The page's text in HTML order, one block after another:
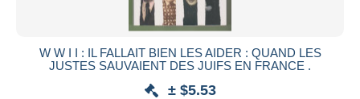
W W I I : IL FALLAIT BIEN LES AIDER : QUAND LES
JUSTES SAUVAIENT DES JUIFS EN FRANCE .
± $5.53